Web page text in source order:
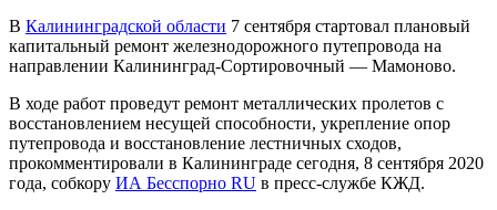
В Калининградской области 7 сентября стартовал плановый
капитальный ремонт железнодорожного путепровода на
направлении Калининград-Сортировочный — Мамоново.
В ходе работ проведут ремонт металлических пролетов с
восстановлением несущей способности, укрепление опор
путепровода и восстановление лестничных сходов,
прокомментировали в Калининграде сегодня, 8 сентября 2020
года, собкору ИА Бесспорно RU в пресс-службе КЖД.